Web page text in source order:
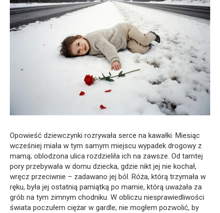
Opowieść dziewczynki rozrywała serce na kawałki. Miesiąc
wcześniej miała w tym samym miejscu wypadek drogowy z
mamą; oblodzona ulica rozdzieliła ich na zawsze. Od tamtej
pory przebywała w domu dziecka, gdzie nikt jej nie kochał,
wręcz przeciwnie – zadawano jej ból. Róża, którą trzymała w
ręku, była jej ostatnią pamiątką po mamie, którą uważała za
grób na tym zimnym chodniku. W obliczu niesprawiedliwości
świata poczułem ciężar w gardle; nie mogłem pozwolić, by